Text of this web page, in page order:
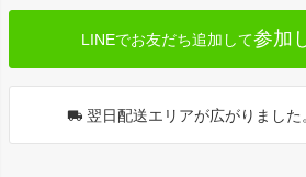
LINEでお友だち追加して参加
翌日配送エリアが広がりました